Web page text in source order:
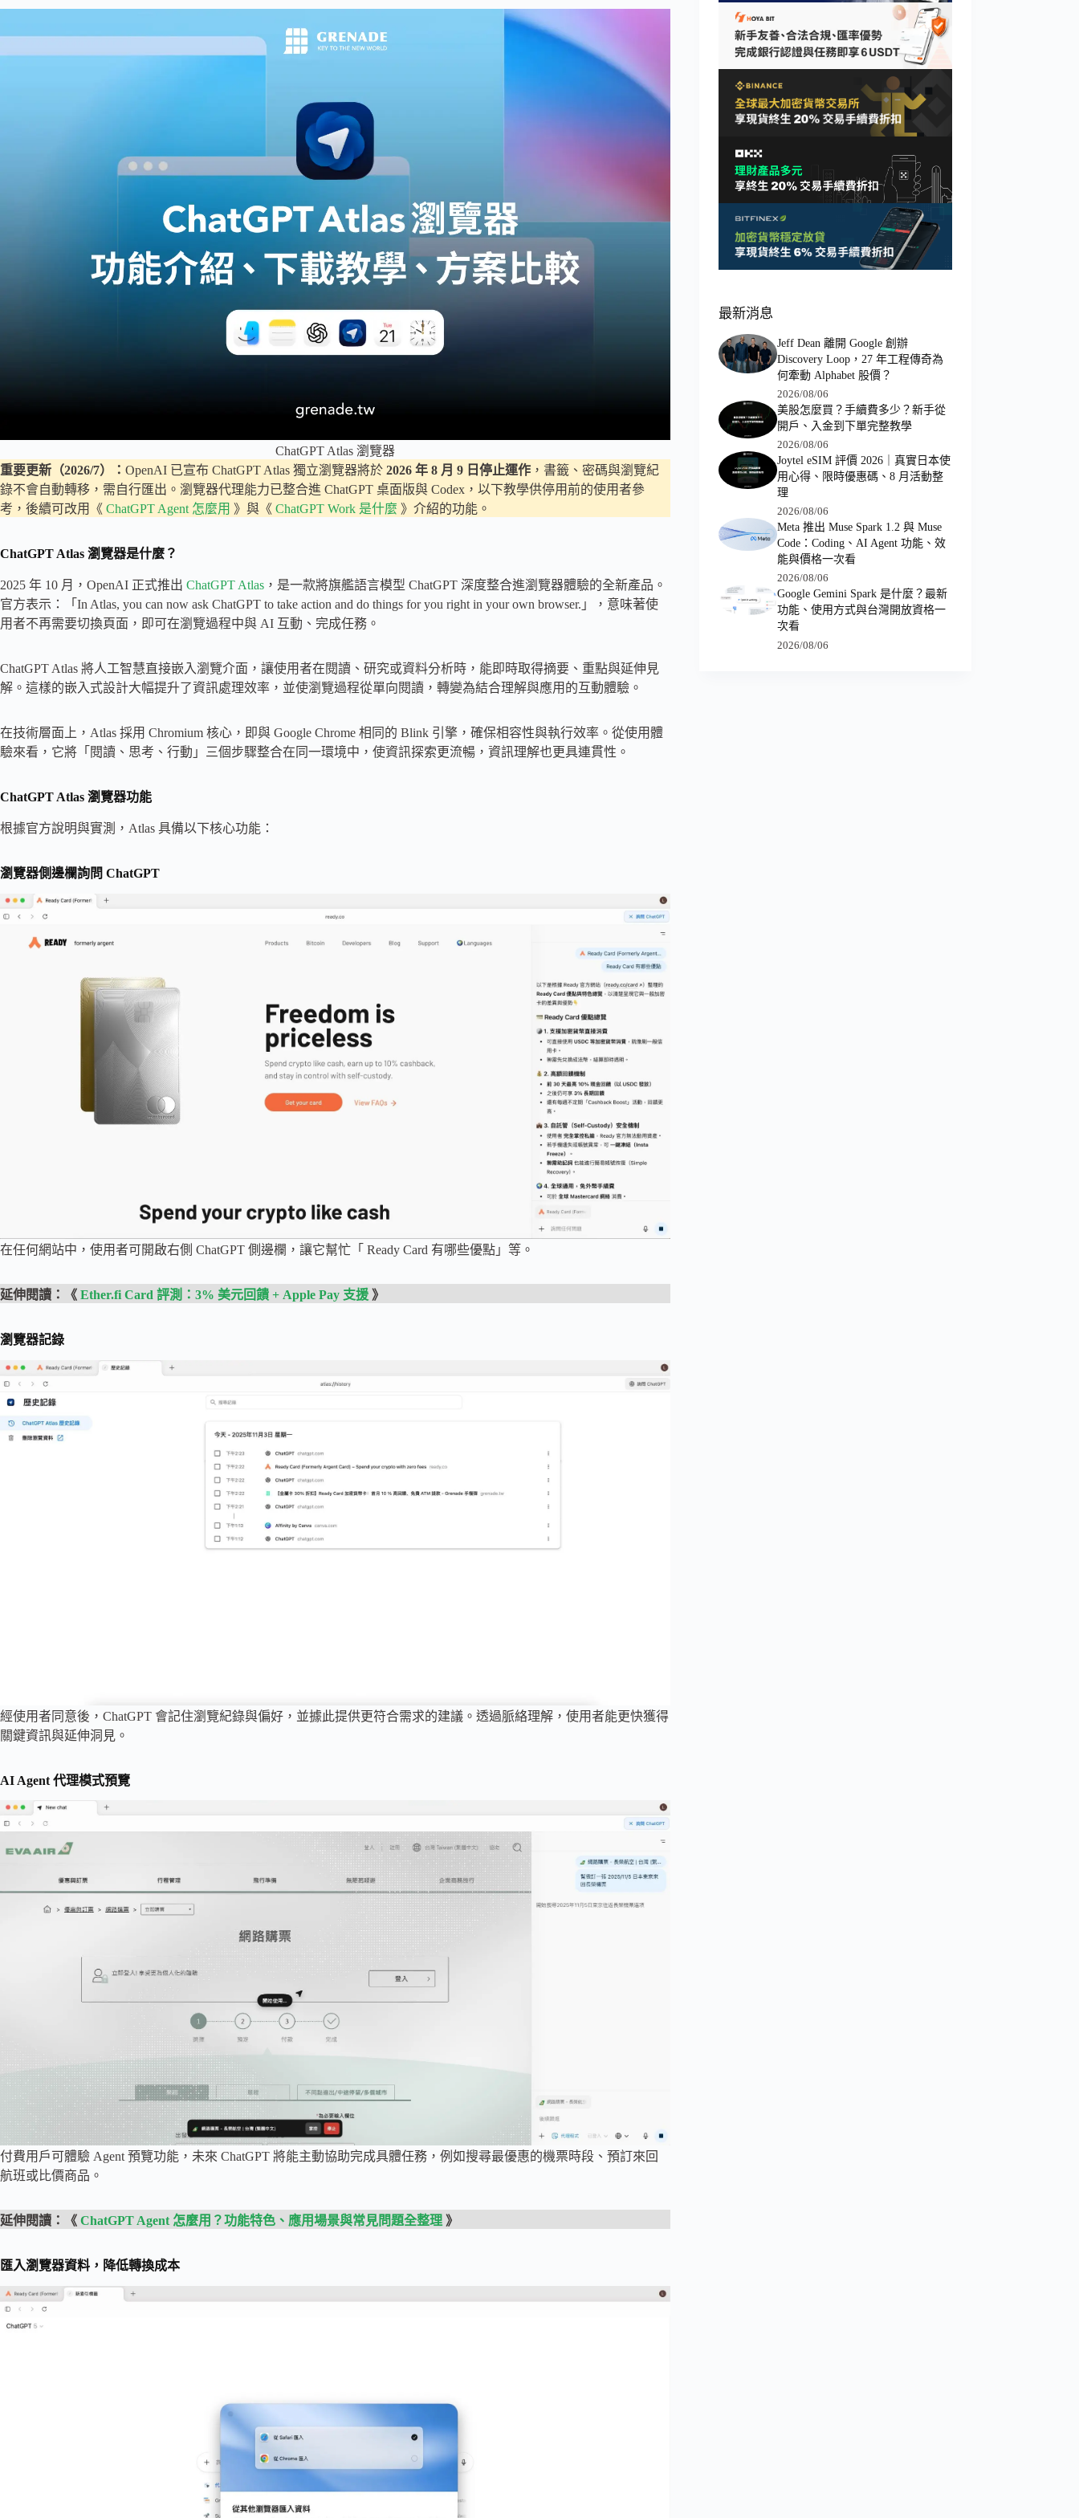
ChatGPT Atlas 瀏覽器
重要更新（2026/7）： OpenAI 已宣布 ChatGPT Atlas 獨立瀏覽器將於 2026 年 8 月 9 日停止運作 ，書籤、密碼與瀏覽紀
錄不會自動轉移，需自行匯出。瀏覽器代理能力已整合進 ChatGPT 桌面版與 Codex，以下教學供停用前的使用者參
考，後續可改用《 ChatGPT Agent 怎麼用 》與《 ChatGPT Work 是什麼 》介紹的功能。
ChatGPT Atlas 瀏覽器是什麼？
2025 年 10 月，OpenAI 正式推出 ChatGPT Atlas ，是一款將旗艦語言模型 ChatGPT 深度整合進瀏覽器體驗的全新產品。
官方表示：「In Atlas, you can now ask ChatGPT to take action and do things for you right in your own browser.」，意味著使
用者不再需要切換頁面，即可在瀏覽過程中與 AI 互動、完成任務。
ChatGPT Atlas 將人工智慧直接嵌入瀏覽介面，讓使用者在閱讀、研究或資料分析時，能即時取得摘要、重點與延伸見
解。這樣的嵌入式設計大幅提升了資訊處理效率，並使瀏覽過程從單向閱讀，轉變為結合理解與應用的互動體驗。
在技術層面上，Atlas 採用 Chromium 核心，即與 Google Chrome 相同的 Blink 引擎，確保相容性與執行效率。從使用體
驗來看，它將「閱讀、思考、行動」三個步驟整合在同一環境中，使資訊探索更流暢，資訊理解也更具連貫性。
ChatGPT Atlas 瀏覽器功能
根據官方說明與實測，Atlas 具備以下核心功能：
瀏覽器側邊欄詢問 ChatGPT
在任何網站中，使用者可開啟右側 ChatGPT 側邊欄，讓它幫忙「 Ready Card 有哪些優點」等。
延伸閱讀：《 Ether.fi Card 評測：3% 美元回饋 + Apple Pay 支援 》
瀏覽器記錄
經使用者同意後，ChatGPT 會記住瀏覽紀錄與偏好，並據此提供更符合需求的建議。透過脈絡理解，使用者能更快獲得
關鍵資訊與延伸洞見。
AI Agent 代理模式預覽
付費用戶可體驗 Agent 預覽功能，未來 ChatGPT 將能主動協助完成具體任務，例如搜尋最優惠的機票時段、預訂來回
航班或比價商品。
延伸閱讀：《 ChatGPT Agent 怎麼用？功能特色、應用場景與常見問題全整理 》
匯入瀏覽器資料，降低轉換成本
最新消息
Jeff Dean 離開 Google 創辦
Discovery Loop，27 年工程傳奇為
何牽動 Alphabet 股價？
2026/08/06
美股怎麼買？手續費多少？新手從
開戶、入金到下單完整教學
2026/08/06
Joytel eSIM 評價 2026｜真實日本使
用心得、限時優惠碼、8 月活動整
理
2026/08/06
Meta 推出 Muse Spark 1.2 與 Muse
Code：Coding、AI Agent 功能、效
能與價格一次看
2026/08/06
Google Gemini Spark 是什麼？最新
功能、使用方式與台灣開放資格一
次看
2026/08/06